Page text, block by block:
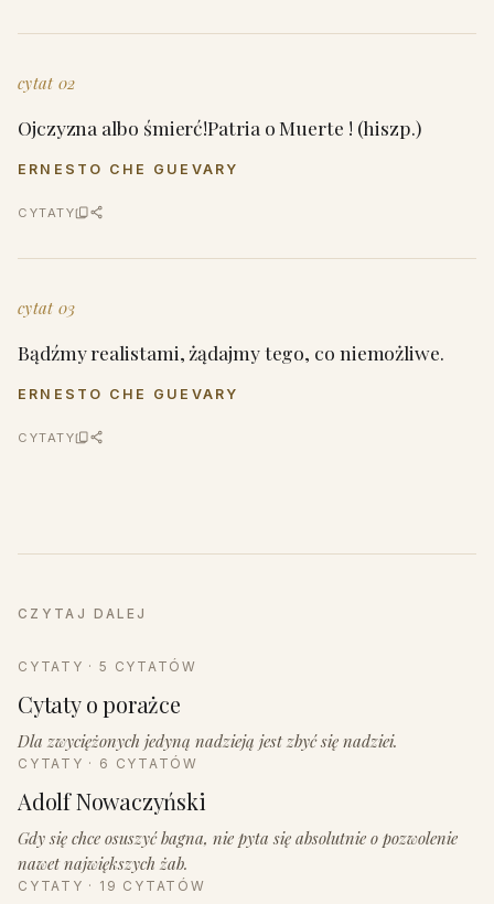
cytat 02
Ojczyzna albo śmierć!Patria o Muerte ! (hiszp.)
ERNESTO CHE GUEVARY
CYTATY
cytat 03
Bądźmy realistami, żądajmy tego, co niemożliwe.
ERNESTO CHE GUEVARY
CYTATY
CZYTAJ DALEJ
CYTATY · 5 CYTATÓW
Cytaty o porażce
Dla zwyciężonych jedyną nadzieją jest zbyć się nadziei.
CYTATY · 6 CYTATÓW
Adolf Nowaczyński
Gdy się chce osuszyć bagna, nie pyta się absolutnie o pozwolenie
nawet największych żab.
CYTATY · 19 CYTATÓW